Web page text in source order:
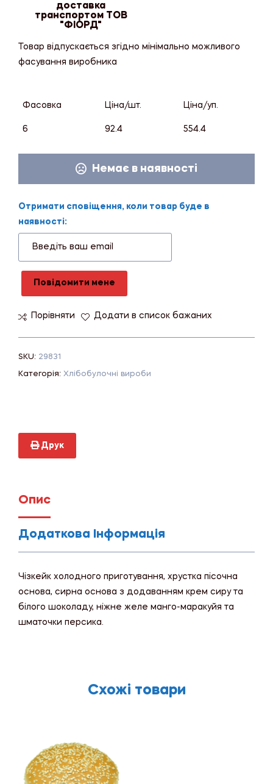
доставка
транспортом ТОВ
"ФІОРД"
Товар відпускається згідно мінімально можливого
фасування виробника
Фасовка Ціна/шт. Ціна/уп.
6 92.4 554.4
Немає в наявності
Отримати сповіщення, коли товар буде в
наявності:
Повідомити мене
Порівняти Додати в список бажаних
SKU: 29831
Категорія: Хлібобулочні вироби
Друк
Опис
Додаткова Інформація
Чізкейк холодного приготування, хрустка пісочна
основа, сирна основа з додаванням крем сиру та
білого шоколаду, ніжне желе манго-маракуйя та
шматочки персика.
Схожі товари